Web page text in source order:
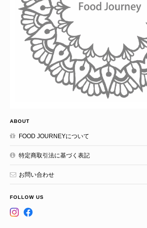
ABOUT
FOOD JOURNEYについて
特定商取引法に基づく表記
お問い合わせ
FOLLOW US